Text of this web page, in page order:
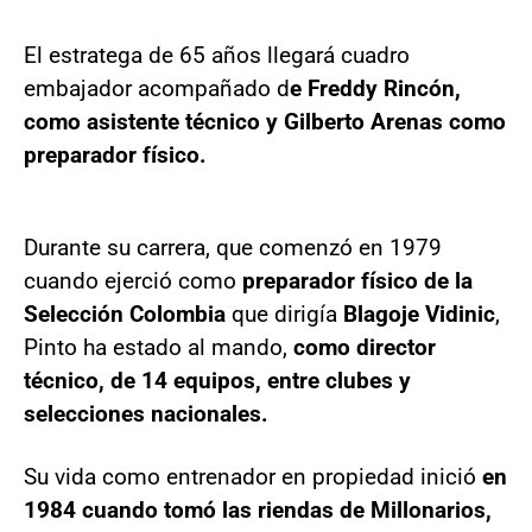
El estratega de 65 años llegará cuadro
embajador acompañado de Freddy Rincón,
como asistente técnico y Gilberto Arenas como
preparador físico.
Durante su carrera, que comenzó en 1979
cuando ejerció como preparador físico de la
Selección Colombia que dirigía Blagoje Vidinic,
Pinto ha estado al mando, como director
técnico, de 14 equipos, entre clubes y
selecciones nacionales.
Su vida como entrenador en propiedad inició en
1984 cuando tomó las riendas de Millonarios,